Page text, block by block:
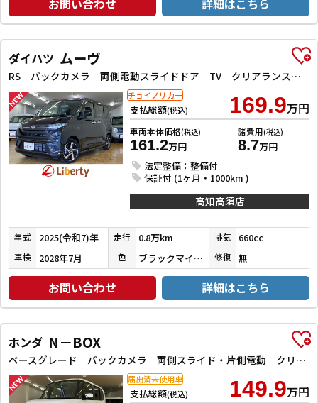
お問い合わせ 詳細はこちら
ダイハツ ムーヴ
RS バックカメラ 両側電動スライドドア TV クリアランスソナー オートクルーズコントロール 衝突被害軽減システム オートライト LEDヘッドランプ スマートキー アイドリングストップ 電動格納ミラー
支払総額(税込) 169.9万円
車両本体価格(税込)
161.2万円
諸費用(税込)
8.7万円
法定整備：整備付
保証付 (1ヶ月・1000km )
チョイノリカー
高知高須店
年式 2025(令和7)年 走行 0.8万km 排気 660cc
車検 2028年7月 色 ブラックマイカメタリック 修復 無
お問い合わせ 詳細はこちら
ホンダ N－BOX
ベースグレード バックカメラ 両側スライド・片側電動 クリアランスソナー オートクルーズコントロール レーンアシスト 衝突被害軽減システム オートライト LEDヘッドランプ スマートキー アイドリングストップ
支払総額(税込) 149.9万円
届出済未使用車